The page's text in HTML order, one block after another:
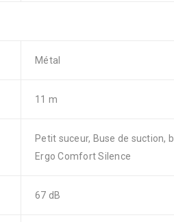
Métal
11 m
Petit suceur, Buse de suction,
Ergo Comfort Silence
67 dB